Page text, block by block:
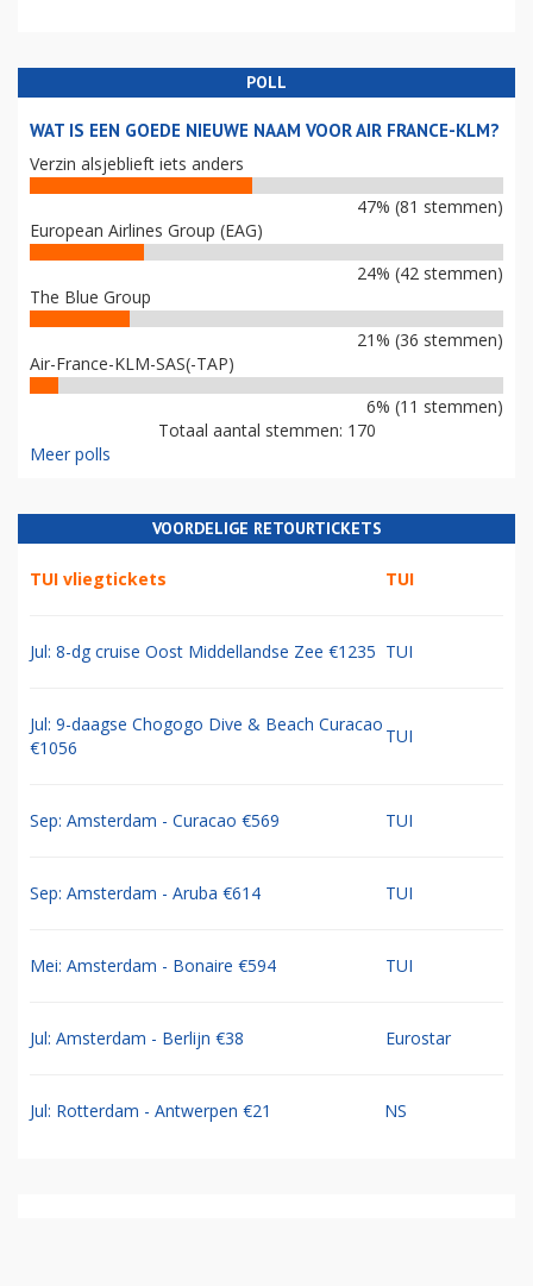
POLL
WAT IS EEN GOEDE NIEUWE NAAM VOOR AIR FRANCE-KLM?
Verzin alsjeblieft iets anders
47% (81 stemmen)
European Airlines Group (EAG)
24% (42 stemmen)
The Blue Group
21% (36 stemmen)
Air-France-KLM-SAS(-TAP)
6% (11 stemmen)
Totaal aantal stemmen: 170
Meer polls
VOORDELIGE RETOURTICKETS
TUI vliegtickets TUI
Jul: 8-dg cruise Oost Middellandse Zee €1235 TUI
Jul: 9-daagse Chogogo Dive & Beach Curacao
€1056
TUI
Sep: Amsterdam - Curacao €569 TUI
Sep: Amsterdam - Aruba €614 TUI
Mei: Amsterdam - Bonaire €594 TUI
Jul: Amsterdam - Berlijn €38 Eurostar
Jul: Rotterdam - Antwerpen €21 NS